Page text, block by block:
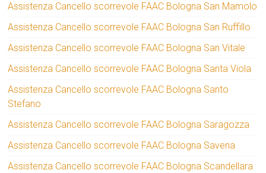
Assistenza Cancello scorrevole FAAC Bologna San Mamolo
Assistenza Cancello scorrevole FAAC Bologna San Ruffillo
Assistenza Cancello scorrevole FAAC Bologna San Vitale
Assistenza Cancello scorrevole FAAC Bologna Santa Viola
Assistenza Cancello scorrevole FAAC Bologna Santo
Stefano
Assistenza Cancello scorrevole FAAC Bologna Saragozza
Assistenza Cancello scorrevole FAAC Bologna Savena
Assistenza Cancello scorrevole FAAC Bologna Scandellara